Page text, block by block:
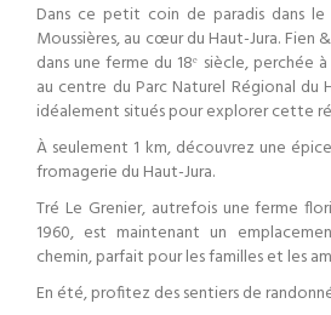
Dans ce petit coin de paradis dans
Moussières, au cœur du Haut-Jura. Fien
dans une ferme du 18ᵉ siècle, perchée
au centre du Parc Naturel Régional du
idéalement situés pour explorer cette
À seulement 1 km, découvrez une
fromagerie du Haut-Jura.
Tré Le Grenier, autrefois une ferme
1960, est maintenant un
chemin, parfait pour les familles et les
En été, profitez des sentiers de